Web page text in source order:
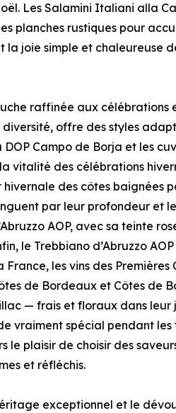
Les Salamini Italiani alla
planches rustiques pour
joie simple et chaleureuse
raffinée aux célébrations
offre des styles
Campo de Borja et les
vitalité des célébrations
des côtes baignées
par leur profondeur et
AOP, avec sa teinte
le Trebbiano d’Abruzzo
les vins des
de Bordeaux et Côtes de
— frais et floraux dans
vraiment spécial pendant les
le plaisir de choisir des
et réfléchis.
exceptionnel et le